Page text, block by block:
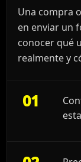
Una compra
en enviar un
conocer qué
realmente y
01